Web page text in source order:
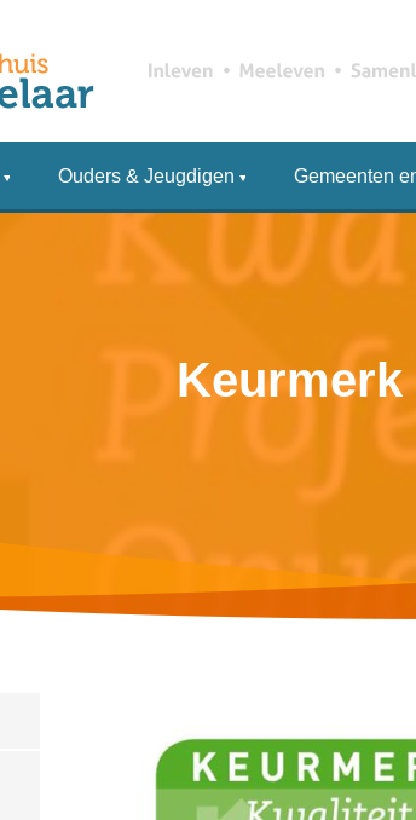
Ouders & Jeugdigen Gemeenten
Keurmerk